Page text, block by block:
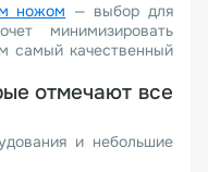
ножом — выбор для
минимизировать
самый качественный
отмечают все
и небольшие